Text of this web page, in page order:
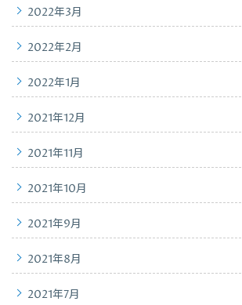
2022年3月
2022年2月
2022年1月
2021年12月
2021年11月
2021年10月
2021年9月
2021年8月
2021年7月